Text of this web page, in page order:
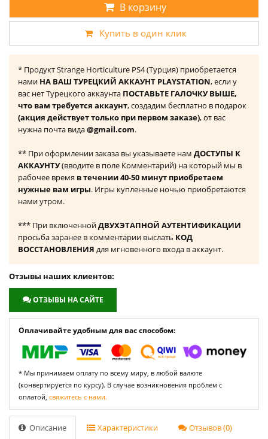
В корзину
Купить в один клик
* Продукт Strange Horticulture PS4 (Турция) приобретается
нами НА ВАШ ТУРЕЦКИЙ АККАУНТ PLAYSTATION, если у
вас нет Турецкого аккаунта ПОСТАВЬТЕ ГАЛОЧКУ ВЫШЕ,
что вам требуется аккаунт, создадим бесплатно в подарок
(акция действует только при первом заказе), от вас
нужна почта вида@gmail.com.
** При оформлении заказа вы указываете нам ДОСТУПЫ К
АККАУНТУ(вводите в поле Комментарий) на который мы в
рабочее время в течении 40-50 минут приобретаем
нужные вам игры. Игры купленные ночью приобретаются
нами утром.
*** При включеннойДВУХЭТАПНОЙ АУТЕНТИФИКАЦИИ
просьба заранее в комментарии выслать КОД
ВОССТАНОВЛЕНИЯ для мгновенного входа в аккаунт.
Отзывы наших клиентов:
ОТЗЫВЫ НА САЙТЕ
Оплачивайте удобным для вас способом:
* Мы принимаем оплату по всему миру, в любой валюте
(конвертируется по курсу). В случае возникновения проблем с
оплатой, свяжитесь с нами.
Описание Характеристики Отзывов (0)